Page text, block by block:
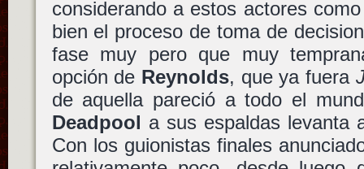
considerando a estos actores
bien el proceso de toma de
fase muy pero que muy
opción de Reynolds, que ya fuera
de aquella pareció a todo el
Deadpool a sus espaldas levanta
Con los guionistas finales